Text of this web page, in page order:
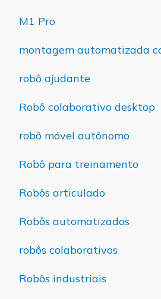
M1 Pro
montagem automatizada
robô ajudante
Robô colaborativo desktop
robô móvel autônomo
Robô para treinamento
Robôs articulado
Robôs automatizados
robôs colaborativos
Robôs industriais